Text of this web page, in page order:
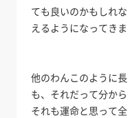
ても良いのかもしれ
えるようになってきま
他のわんこのように
も、それだって分から
それも運命と思って